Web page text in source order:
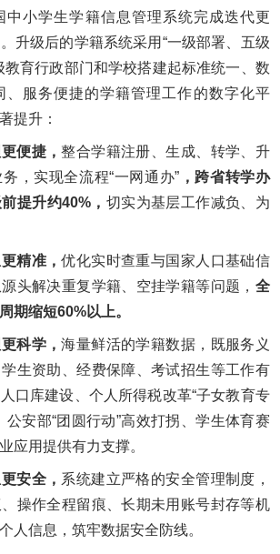
中小学生学籍信息管理系统完成迭代更
升级后的学籍系统采用“一级部署、五级
教育行政部门和学校搭建起标准统一、数
、服务便捷的学籍管理工作的数字化平
提升：
便捷，整合学籍注册、生成、转学、升
，实现全流程“一网通办” ，跨省转学办
提升约40%， 切实为基层工作减负、为
精准，优化实时查重与国家人口基础信
头解决重复学籍、空挂学籍等问题， 全
期缩短60%以上。
科学，海量鲜活的学籍数据，既服务义
生资助、经费保障、考试招生等工作有
口库建设、个人所得税改革“子女教育专
公安部“团圆行动”高效打拐、学生体育赛
应用提供有力支撑。
安全， 系统建立严格的安全管理制度，
操作全程留痕、长期未用账号封存等机
人信息，筑牢数据安全防线。